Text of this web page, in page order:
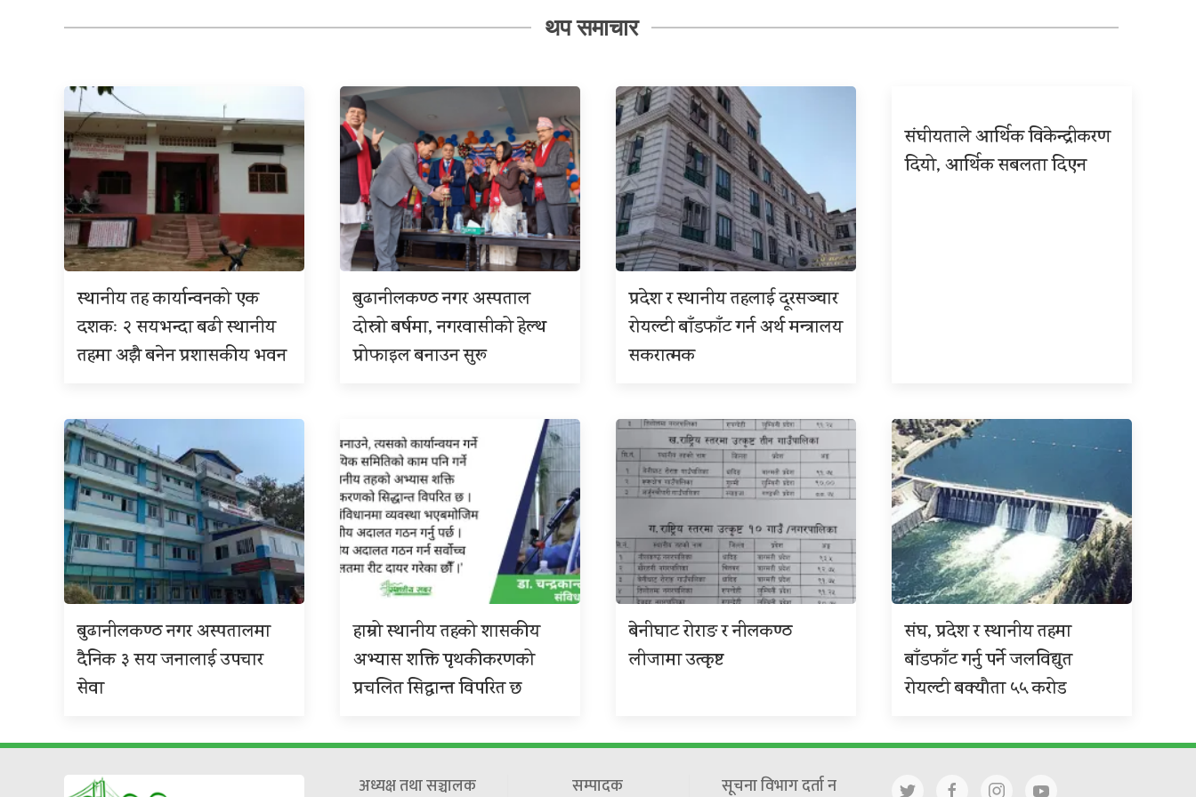
थप समाचार
स्थानीय तह कार्यान्वनको एक
दशकः २ सयभन्दा बढी स्थानीय
तहमा अझै बनेन प्रशासकीय भवन
बुढानीलकण्ठ नगर अस्पताल
दोस्रो बर्षमा, नगरवासीको हेल्थ
प्रोफाइल बनाउन सुरू
प्रदेश र स्थानीय तहलाई दूरसञ्चार
रोयल्टी बाँडफाँट गर्न अर्थ मन्त्रालय
सकरात्मक
संघीयताले आर्थिक विकेन्द्रीकरण
दियो, आर्थिक सबलता दिएन
बुढानीलकण्ठ नगर अस्पतालमा
दैनिक ३ सय जनालाई उपचार
सेवा
हाम्रो स्थानीय तहको शासकीय
अभ्यास शक्ति पृथकीकरणको
प्रचलित सिद्धान्त विपरित छ
बेनीघाट रोराङ र नीलकण्ठ
लीजामा उत्कृष्ट
संघ, प्रदेश र स्थानीय तहमा
बाँडफाँट गर्नु पर्ने जलविद्युत
रोयल्टी बक्यौता ५५ करोड
अध्यक्ष तथा सञ्चालक सम्पादक सूचना विभाग दर्ता न